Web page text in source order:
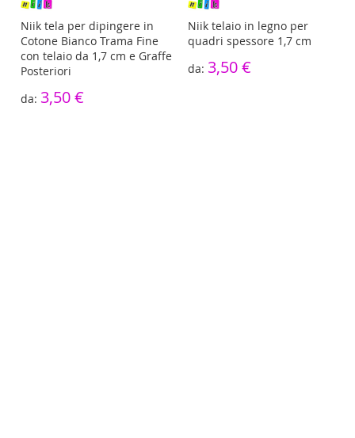
Niik tela per dipingere in
Cotone Bianco Trama Fine
con telaio da 1,7 cm e Graffe
Posteriori
3,50 €
Niik telaio in legno per
quadri spessore 1,7 cm
3,50 €